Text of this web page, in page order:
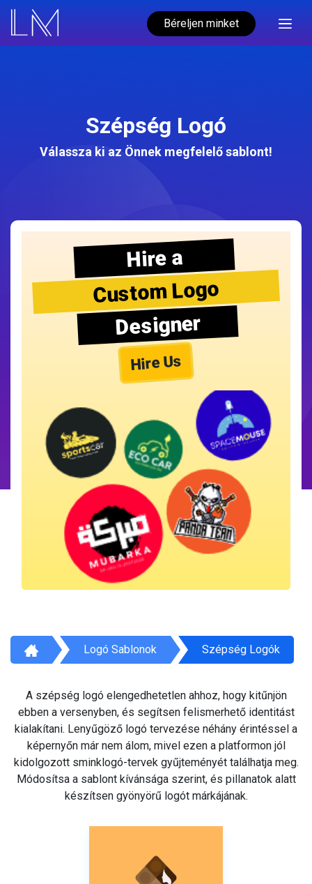
Béreljen minket
Szépség Logó
Válassza ki az Önnek megfelelő sablont!
Hire a
Custom Logo
Designer
Hire Us
Logó Sablonok Szépség Logók
A szépség logó elengedhetetlen ahhoz, hogy kitűnjön
ebben a versenyben, és segítsen felismerhető identitást
kialakítani. Lenyűgöző logó tervezése néhány érintéssel a
képernyőn már nem álom, mivel ezen a platformon jól
kidolgozott sminklogó-tervek gyűjteményét találhatja meg.
Módosítsa a sablont kívánsága szerint, és pillanatok alatt
készítsen gyönyörű logót márkájának.